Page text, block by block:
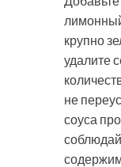
крупно
удалите
не
соуса